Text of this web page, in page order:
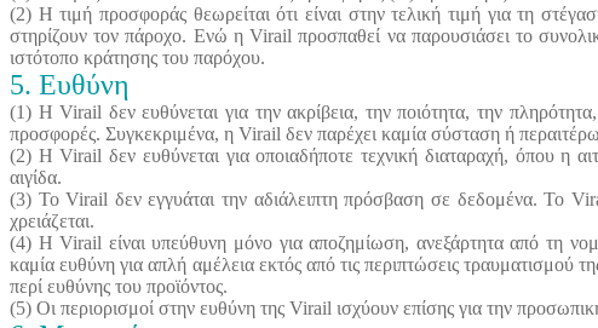
(2) Η τιμή προσφοράς θεωρείται ότι είναι στην τελική τιμή για τη
στηρίζουν τον πάροχο. Ενώ η Virail προσπαθεί να παρουσιάσει το
ιστότοπο κράτησης του παρόχου.
5. Ευθύνη
(1) Η Virail δεν ευθύνεται για την ακρίβεια, την ποιότητα, την
προσφορές. Συγκεκριμένα, η Virail δεν παρέχει καμία σύσταση ή
(2) Η Virail δεν ευθύνεται για οποιαδήποτε τεχνική διαταραχή, όπου η
αιγίδα.
(3) Το Virail δεν εγγυάται την αδιάλειπτη πρόσβαση σε δεδομένα. Το
χρειάζεται.
(4) Η Virail είναι υπεύθυνη μόνο για αποζημίωση, ανεξάρτητα από τη
καμία ευθύνη για απλή αμέλεια εκτός από τις περιπτώσεις τραυματισμού
περί ευθύνης του προϊόντος.
(5) Οι περιορισμοί στην ευθύνη της Virail ισχύουν επίσης για την